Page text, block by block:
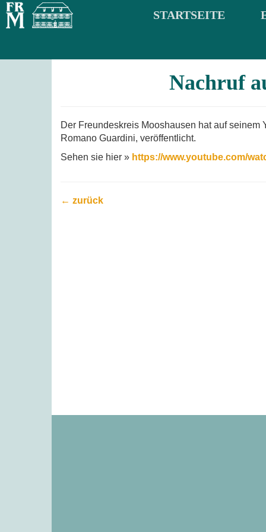
STARTSEITE
Nachruf
Der Freundeskreis Mooshausen hat auf
Romano Guardini, veröffentlicht.
Sehen sie hier » https://www.youtube.com/
← zurück